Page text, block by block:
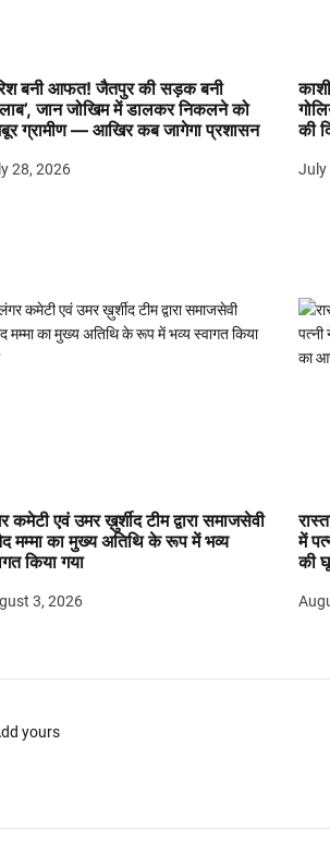
बनी आफत! जैतपुर की सड़क बनी
जान जोखिम में डालकर निकलने को
ग्रामीण — आखिर कब जागेगा प्रशासन
28, 2026
की
July
कमेटी एवं उमर ख़ुर्शीद टीम द्वारा समाजसेवी
मम्मा का मुख्य अतिथि के रूप में भव्य
किया गया
3, 2026
में
की
yours